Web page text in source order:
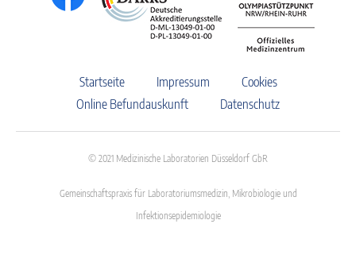
Startseite Impressum
Cookies
Online Befundauskunft
Datenschutz
© 2021 Medizinische Laboratorien Düsseldorf GbR
Gemeinschaftspraxis für Laboratoriumsmedizin, Mikrobiologie und
Infektionsepidemiologie